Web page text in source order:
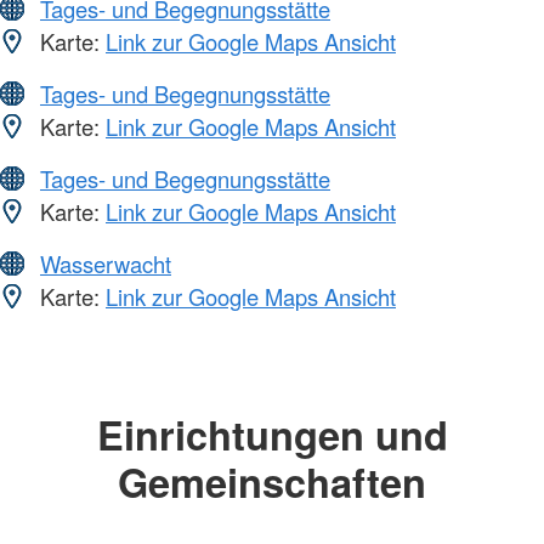
Tages- und Begegnungsstätte
Karte: Link zur Google Maps Ansicht
Tages- und Begegnungsstätte
Karte: Link zur Google Maps Ansicht
Tages- und Begegnungsstätte
Karte: Link zur Google Maps Ansicht
Wasserwacht
Karte: Link zur Google Maps Ansicht
Einrichtungen und
Gemeinschaften